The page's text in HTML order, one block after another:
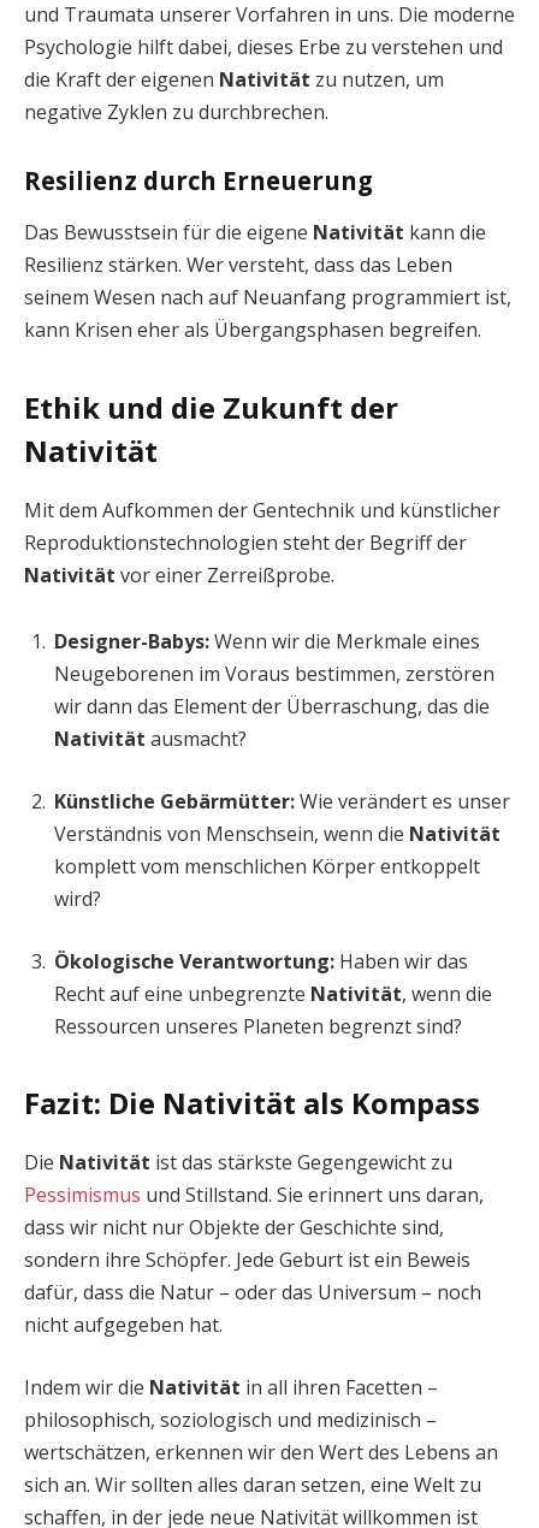
und Traumata unserer Vorfahren in uns. Die moderne
Psychologie hilft dabei, dieses Erbe zu verstehen und
die Kraft der eigenen Nativität zu nutzen, um
negative Zyklen zu durchbrechen.
Resilienz durch Erneuerung
Das Bewusstsein für die eigene Nativität kann die
Resilienz stärken. Wer versteht, dass das Leben
seinem Wesen nach auf Neuanfang programmiert ist,
kann Krisen eher als Übergangsphasen begreifen.
Ethik und die Zukunft der
Nativität
Mit dem Aufkommen der Gentechnik und künstlicher
Reproduktionstechnologien steht der Begriff der
Nativität vor einer Zerreißprobe.
Designer-Babys:Wenn wir die Merkmale eines
Neugeborenen im Voraus bestimmen, zerstören
wir dann das Element der Überraschung, das die
Nativität ausmacht?
Künstliche Gebärmütter:Wie verändert es unser
Verständnis von Menschsein, wenn die Nativität
komplett vom menschlichen Körper entkoppelt
wird?
Ökologische Verantwortung: Haben wir das
Recht auf eine unbegrenzte Nativität, wenn die
Ressourcen unseres Planeten begrenzt sind?
Fazit: Die Nativität als Kompass
Die Nativität ist das stärkste Gegengewicht zu
Pessimismus und Stillstand. Sie erinnert uns daran,
dass wir nicht nur Objekte der Geschichte sind,
sondern ihre Schöpfer. Jede Geburt ist ein Beweis
dafür, dass die Natur – oder das Universum – noch
nicht aufgegeben hat.
Indem wir die Nativität in all ihren Facetten –
philosophisch, soziologisch und medizinisch –
wertschätzen, erkennen wir den Wert des Lebens an
sich an. Wir sollten alles daran setzen, eine Welt zu
schaffen, in der jede neue Nativität willkommen ist